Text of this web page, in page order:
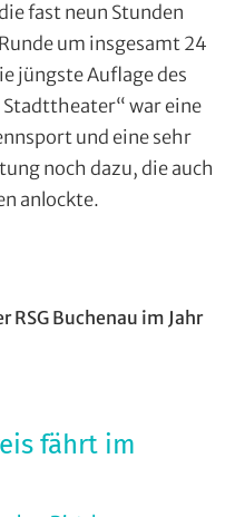
fast neun Stunden
um insgesamt 24
jüngste Auflage des
Stadttheater“ war eine
und eine sehr
noch dazu, die auch
anlockte.
fährt im